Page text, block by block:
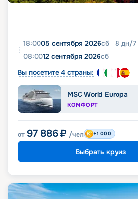
18:0005 сентября 2026сб 8 дн/7
08:0012 сентября 2026сб
Вы посетите 4 страны:
MSC World Europa
КОМФОРТ
от 97 886 ₽ /чел +1 000
Выбрать круиз